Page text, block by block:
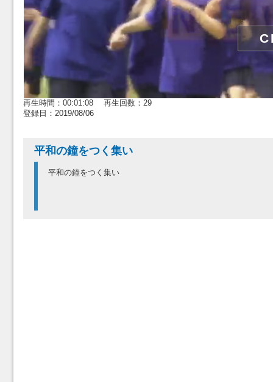
再生時間：00:01:08 再生回数：29
登録日：2019/08/06
平和の鐘をつく集い
平和の鐘をつく集い